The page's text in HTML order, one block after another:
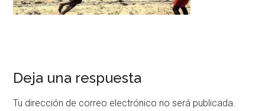
Deja una respuesta
Tu dirección de correo electrónico no será publicada.